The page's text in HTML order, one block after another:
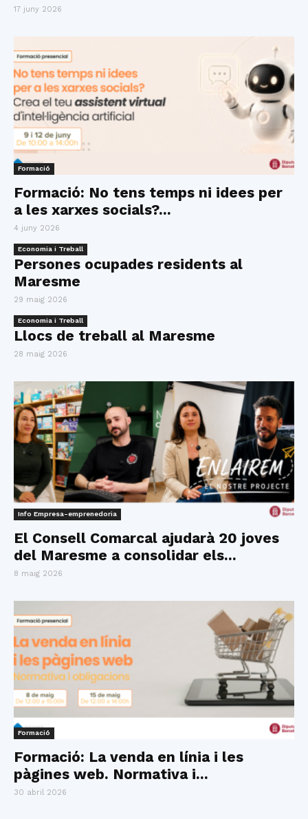
17 juny 2026
Formació
Formació: No tens temps ni idees per
a les xarxes socials?...
4 juny 2026
Economia i Treball
Persones ocupades residents al
Maresme
29 maig 2026
Economia i Treball
Llocs de treball al Maresme
28 maig 2026
Info Empresa-emprenedoria
El Consell Comarcal ajudarà 20 joves
del Maresme a consolidar els...
8 maig 2026
Formació
Formació: La venda en línia i les
pàgines web. Normativa i...
30 abril 2026